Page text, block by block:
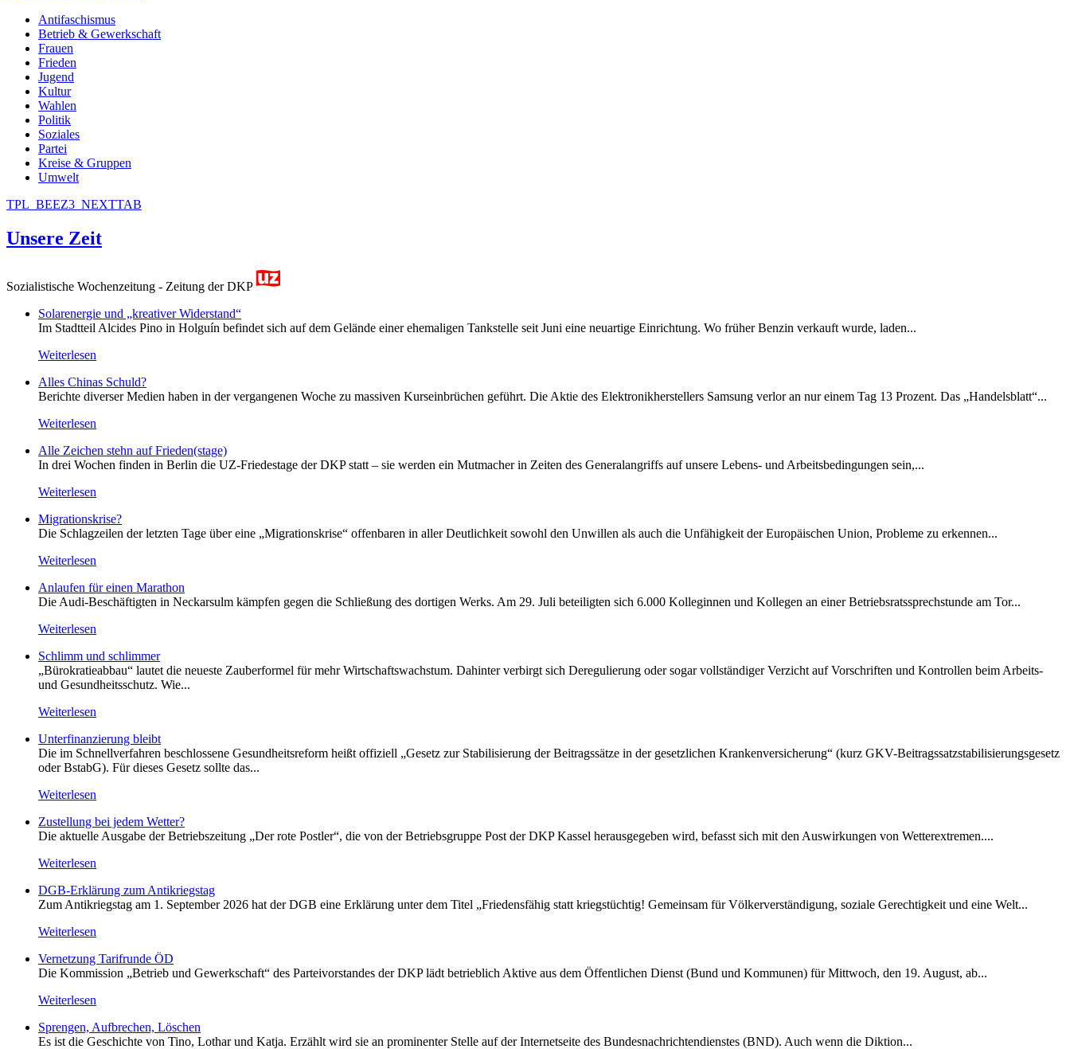
Antifaschismus
Betrieb & Gewerkschaft
Frauen
Frieden
Jugend
Kultur
Wahlen
Politik
Soziales
Partei
Kreise & Gruppen
Umwelt
TPL_BEEZ3_NEXTTAB
Unsere Zeit
Sozialistische Wochenzeitung - Zeitung der DKP
Solarenergie und „kreativer Widerstand“
Im Stadtteil Alcides Pino in Holguín befindet sich auf dem Gelände einer ehemaligen Tankstelle seit Juni eine neuartige Einrichtung. Wo früher Benzin verkauft wurde, laden...
Weiterlesen
Alles Chinas Schuld?
Berichte diverser Medien haben in der vergangenen Woche zu massiven Kurseinbrüchen geführt. Die Aktie des Elektronikherstellers Samsung verlor an nur einem Tag 13 Prozent. Das „Handelsblatt“...
Weiterlesen
Alle Zeichen stehn auf Frieden(stage)
In drei Wochen finden in Berlin die UZ-Friedestage der DKP statt – sie werden ein Mutmacher in Zeiten des Generalangriffs auf unsere Lebens- und Arbeitsbedingungen sein,...
Weiterlesen
Migrationskrise?
Die Schlagzeilen der letzten Tage über eine „Migrationskrise“ offenbaren in aller Deutlichkeit sowohl den Unwillen als auch die Unfähigkeit der Europäischen Union, Probleme zu erkennen...
Weiterlesen
Anlaufen für einen Marathon
Die Audi-Beschäftigten in Neckarsulm kämpfen gegen die Schließung des dortigen Werks. Am 29. Juli beteiligten sich 6.000 Kolleginnen und Kollegen an einer Betriebsratssprechstunde am Tor...
Weiterlesen
Schlimm und schlimmer
„Bürokratieabbau“ lautet die neueste Zauberformel für mehr Wirtschaftswachstum. Dahinter verbirgt sich Deregulierung oder sogar vollständiger Verzicht auf Vorschriften und Kontrollen beim Arbeits-
und Gesundheitsschutz. Wie...
Weiterlesen
Unterfinanzierung bleibt
Die im Schnellverfahren beschlossene Gesundheitsreform heißt offiziell „Gesetz zur Stabilisierung der Beitragssätze in der gesetzlichen Krankenversicherung“ (kurz GKV-Beitragssatzstabilisierungsgesetz
oder BstabG). Für dieses Gesetz sollte das...
Weiterlesen
Zustellung bei jedem Wetter?
Die aktuelle Ausgabe der Betriebszeitung „Der rote Postler“, die von der Betriebsgruppe Post der DKP Kassel herausgegeben wird, befasst sich mit den Auswirkungen von Wetterextremen....
Weiterlesen
DGB-Erklärung zum Antikriegstag
Zum Antikriegstag am 1. September 2026 hat der DGB eine Erklärung unter dem Titel „Friedensfähig statt kriegstüchtig! Gemeinsam für Völkerverständigung, soziale Gerechtigkeit und eine Welt...
Weiterlesen
Vernetzung Tarifrunde ÖD
Die Kommission „Betrieb und Gewerkschaft“ des Parteivorstandes der DKP lädt betrieblich Aktive aus dem Öffentlichen Dienst (Bund und Kommunen) für Mittwoch, den 19. August, ab...
Weiterlesen
Sprengen, Aufbrechen, Löschen
Es ist die Geschichte von Tino, Lothar und Katja. Erzählt wird sie an prominenter Stelle auf der Internetseite des Bundesnachrichtendienstes (BND). Auch wenn die Diktion...